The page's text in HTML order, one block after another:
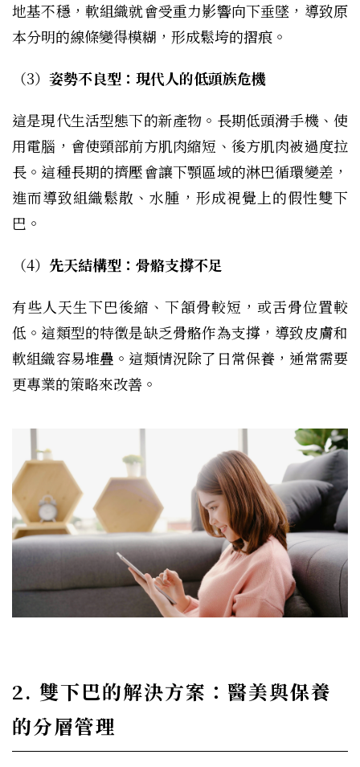
地基不穩，軟組織就會受重力影響向下垂墜，導致原
本分明的線條變得模糊，形成鬆垮的摺痕。
（3） 姿勢不良型：現代人的低頭族危機
這是現代生活型態下的新產物。長期低頭滑手機、使
用電腦，會使頸部前方肌肉縮短、後方肌肉被過度拉
長。這種長期的擠壓會讓下顎區域的淋巴循環變差，
進而導致組織鬆散、水腫，形成視覺上的假性雙下
巴。
（4） 先天結構型：骨骼支撐不足
有些人天生下巴後縮、下頷骨較短，或舌骨位置較
低。這類型的特徵是缺乏骨骼作為支撐，導致皮膚和
軟組織容易堆疊。這類情況除了日常保養，通常需要
更專業的策略來改善。
2. 雙下巴的解決方案：醫美與保養
的分層管理